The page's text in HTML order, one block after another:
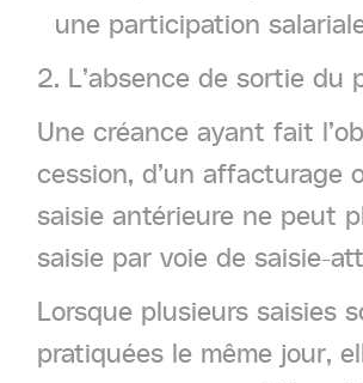
une participation
2. L’absence de sortie du
Une créance ayant fait
cession, d’un affacturage
saisie antérieure ne peut
saisie par voie de saisie-
Lorsque plusieurs saisies
pratiquées le même jour,